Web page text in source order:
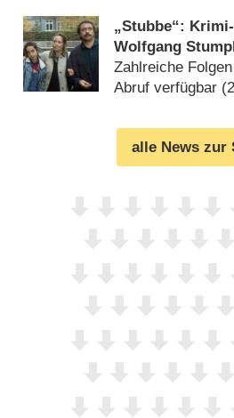
„Stubbe“:
Wolfgang
ZDFmediathek
Zahlreiche
Abruf verfügbar (
alle News zur